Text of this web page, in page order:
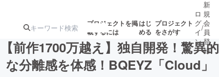
プロジェクトを掲
載するには
はじ
める
プロジェクト
をさがす
ロ
グ
イ
ン
/
新
規
会
員
登
録
【前作1700万越え】独自開発！驚異的
な分離感を体感！BQEYZ「Cloud」